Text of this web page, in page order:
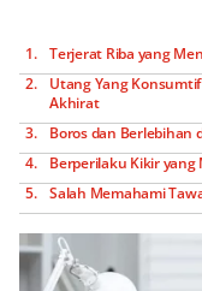
Terjerat Riba yang
Utang Yang
Akhirat
Boros dan Berlebihan
Berperilaku Kikir
Salah Memahami